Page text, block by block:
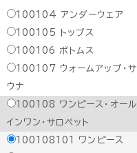
100104 アンダーウェア
100105
トップス
100106
ボトムス
100107
ウォームアップ・サ
ウナ
100108
ワンピース・オール
インワン・サロペット
100108101
ワンピース